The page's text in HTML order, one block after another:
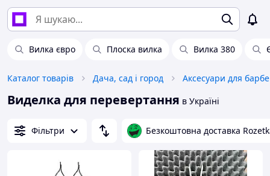
Вилка євро Плоска вилка Вилка 380
Каталог товарів Дача, сад і город Аксесуари для
Виделка для перевертання в Україні
Фільтри Безкоштовна доставка